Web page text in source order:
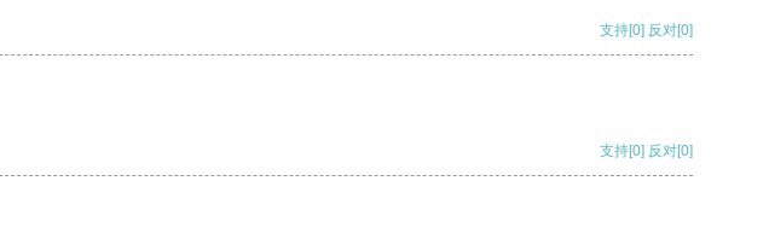
支持[0] 反对[0]
支持[0] 反对[0]